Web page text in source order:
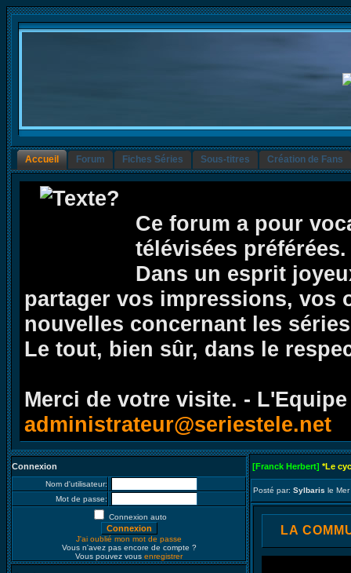
Accueil Forum Fiches Séries Sous-titres Création de Fans
Ce forum a pour
télévisées préférées.
Dans un esprit
partager vos impressions, vos
nouvelles concernant les
Le tout, bien sûr, dans le
Merci de votre visite. -
administrateur@seriestele.net
Connexion
Nom d'utilisateur:
Mot de passe:
Connexion auto
J'ai oublié mon mot de passe
Vous n'avez pas encore de compte ?
Vous pouvez vous enregistrer
[Franck Herbert] *Le
Posté par: Sylbaris le
LA